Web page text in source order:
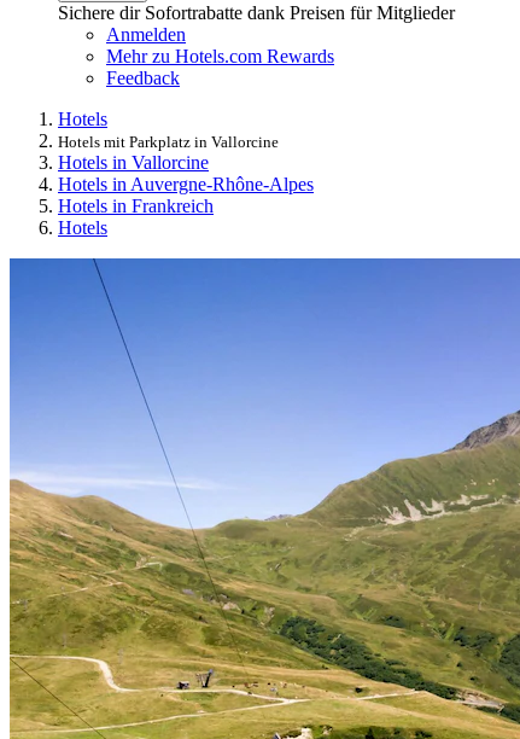
Sichere dir Sofortrabatte dank Preisen für Mitglieder
Anmelden
Mehr zu Hotels.com Rewards
Feedback
Hotels
Hotels mit Parkplatz in Vallorcine
Hotels in Vallorcine
Hotels in Auvergne-Rhône-Alpes
Hotels in Frankreich
Hotels